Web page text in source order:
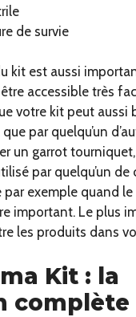
de survie
kit est aussi
accessible très
votre kit peut aussi
par quelqu’un
un garrot
par quelqu’un
par exemple quand
important. Le plus
les produits dans
Kit : la
complète